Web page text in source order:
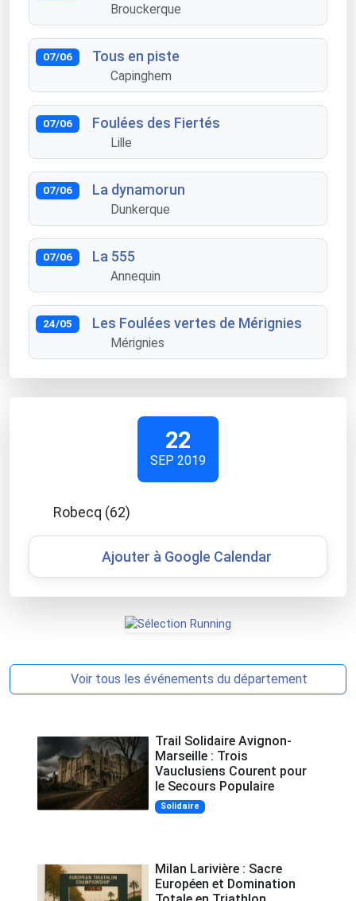
Brouckerque
07/06 Tous en piste
Capinghem
07/06 Foulées des Fiertés
Lille
07/06 La dynamorun
Dunkerque
07/06 La 555
Annequin
24/05 Les Foulées vertes de Mérignies
Mérignies
22
SEP 2019
Robecq (62)
Ajouter à Google Calendar
Voir tous les événements du département
Trail Solidaire Avignon-
Marseille : Trois
Vauclusiens Courent pour
le Secours Populaire
Solidaire
Milan Larivière : Sacre
Européen et Domination